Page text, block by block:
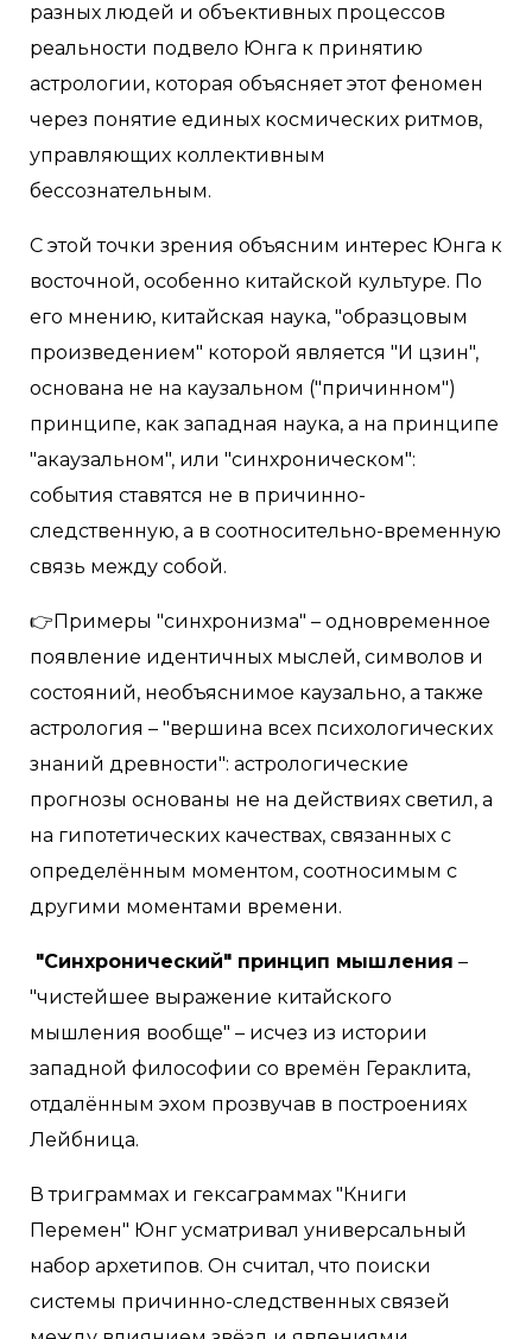
разных людей и объективных процессов
реальности подвело Юнга к принятию
астрологии, которая объясняет этот феномен
через понятие единых космических ритмов,
управляющих коллективным
бессознательным.
С этой точки зрения объясним интерес Юнга к
восточной, особенно китайской культуре. По
его мнению, китайская наука, "образцовым
произведением" которой является "И цзин",
основана не на каузальном ("причинном")
принципе, как западная наука, а на принципе
"акаузальном", или "синхроническом":
события ставятся не в причинно-
следственную, а в соотносительно-временную
связь между собой.
👉Примеры "синхронизма" – одновременное
появление идентичных мыслей, символов и
состояний, необъяснимое каузально, а также
астрология – "вершина всех психологических
знаний древности": астрологические
прогнозы основаны не на действиях светил, а
на гипотетических качествах, связанных с
определённым моментом, соотносимым с
другими моментами времени.
"Синхронический" принцип мышления –
"чистейшее выражение китайского
мышления вообще" – исчез из истории
западной философии со времён Гераклита,
отдалённым эхом прозвучав в построениях
Лейбница.
В триграммах и гексаграммах "Книги
Перемен" Юнг усматривал универсальный
набор архетипов. Он считал, что поиски
системы причинно-следственных связей